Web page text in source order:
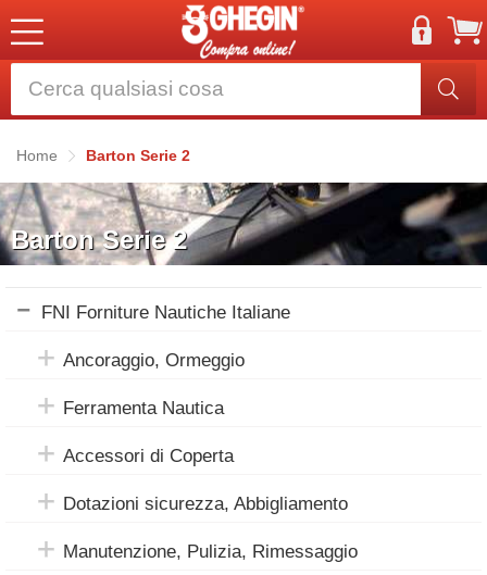
Home Barton Serie 2
Barton Serie 2
FNI Forniture Nautiche Italiane
Ancoraggio, Ormeggio
Ferramenta Nautica
Accessori di Coperta
Dotazioni sicurezza, Abbigliamento
Manutenzione, Pulizia, Rimessaggio